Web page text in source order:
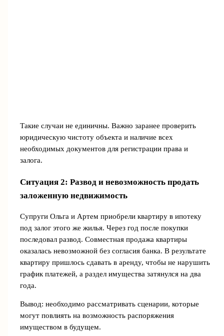
Такие случаи не единичны. Важно заранее проверить
юридическую чистоту объекта и наличие всех
необходимых документов для регистрации права и
залога.
Ситуация 2: Развод и невозможность продать
заложенную недвижимость
Супруги Ольга и Артем приобрели квартиру в ипотеку
под залог этого же жилья. Через год после покупки
последовал развод. Совместная продажа квартиры
оказалась невозможной без согласия банка. В результате
квартиру пришлось сдавать в аренду, чтобы не нарушить
график платежей, а раздел имущества затянулся на два
года.
Вывод: необходимо рассматривать сценарии, которые
могут повлиять на возможность распоряжения
имуществом в будущем.